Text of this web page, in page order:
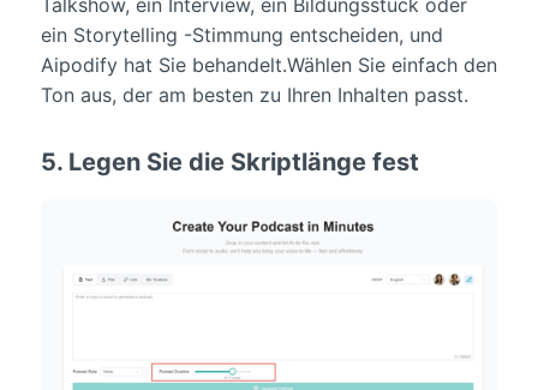
Talkshow, ein Interview, ein Bildungsstück oder
ein Storytelling -Stimmung entscheiden, und
Aipodify hat Sie behandelt.Wählen Sie einfach den
Ton aus, der am besten zu Ihren Inhalten passt.
5. Legen Sie die Skriptlänge fest